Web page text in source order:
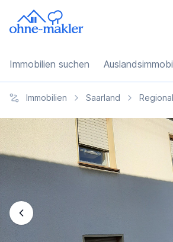
Immobilien suchen
Immobilien Saarland